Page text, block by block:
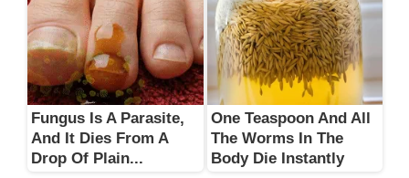
Fungus Is A Parasite,
And It Dies From A
Drop Of Plain...
One Teaspoon And All
The Worms In The
Body Die Instantly